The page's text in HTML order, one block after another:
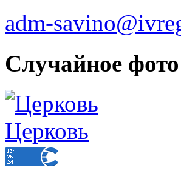
adm-
Случайное фото
Церковь